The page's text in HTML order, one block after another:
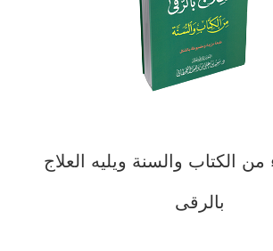
من الكتاب والسنة ويليه العلاج
بالرقى